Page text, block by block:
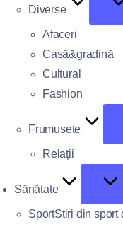
Diverse
Afaceri
Casă&gradină
Cultural
Fashion
Frumusete
Relații
Sănătate
SportStiri din sport